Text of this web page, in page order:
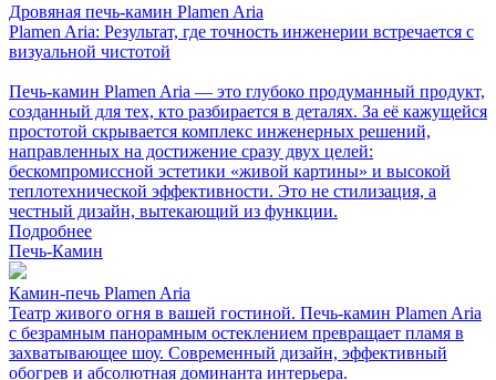
Дровяная печь-камин Plamen Aria
Plamen Aria: Результат, где точность инженерии встречается с
визуальной чистотой
Печь-камин Plamen Aria — это глубоко продуманный продукт,
созданный для тех, кто разбирается в деталях. За её кажущейся
простотой скрывается комплекс инженерных решений,
направленных на достижение сразу двух целей:
бескомпромиссной эстетики «живой картины» и высокой
теплотехнической эффективности. Это не стилизация, а
честный дизайн, вытекающий из функции.
Подробнее
Печь-Камин
Камин-печь Plamen Aria
Театр живого огня в вашей гостиной. Печь-камин Plamen Aria
с безрамным панорамным остеклением превращает пламя в
захватывающее шоу. Современный дизайн, эффективный
обогрев и абсолютная доминанта интерьера.